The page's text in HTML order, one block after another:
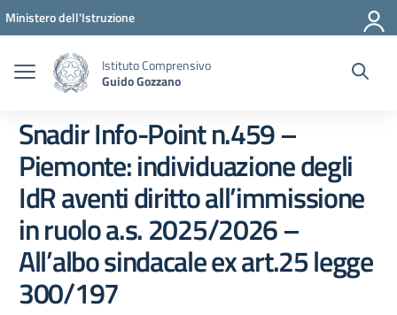
Vai ai contenuti
Vai al menu di navigazione
Vai al footer
Ministero dell'Istruzione
Istituto Comprensivo
Guido Gozzano
Snadir Info-Point n.459 –
Piemonte: individuazione degli
IdR aventi diritto all’immissione
in ruolo a.s. 2025/2026 –
All’albo sindacale ex art.25 legge
300/197